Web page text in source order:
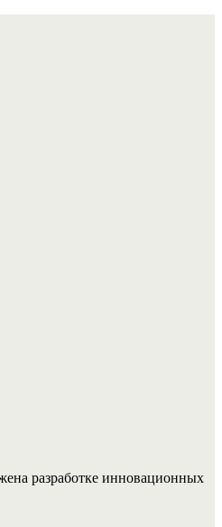
разработке инновационных